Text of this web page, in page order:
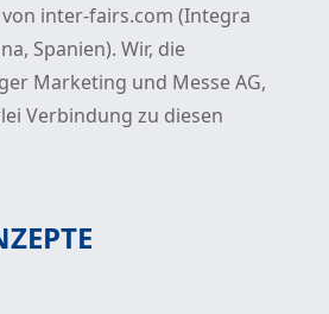
inter-fairs.com (Integra
Spanien). Wir, die
Marketing und Messe AG,
Verbindung zu diesen